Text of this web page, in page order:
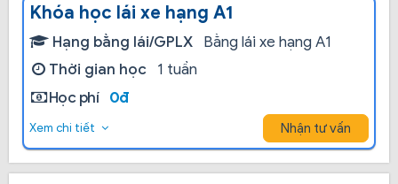
Khóa học lái xe hạng A1
Hạng bằng lái/GPLX
Bằng lái xe hạng A1
Thời gian học
1 tuần
Học phí
0đ
Xem chi tiết Nhận tư vấn